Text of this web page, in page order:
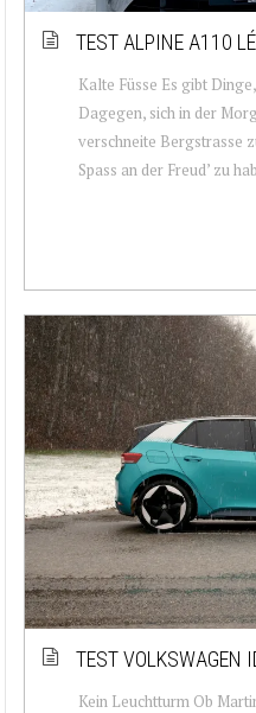
TEST ALPINE A110
Kalte Füsse Es gibt
Dagegen, sich in der
verschneite Bergstrasse
Spass an der Freud’ zu
TEST VOLKSWAGEN
Kein Leuchtturm Ob